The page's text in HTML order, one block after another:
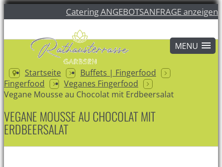
Catering ANGEBOTSANFRAGE anzeigen
Startseite
Buffets | Fingerfood
Fingerfood
Veganes Fingerfood
Vegane Mousse au Chocolat mit Erdbeersalat
VEGANE MOUSSE AU CHOCOLAT MIT
ERDBEERSALAT